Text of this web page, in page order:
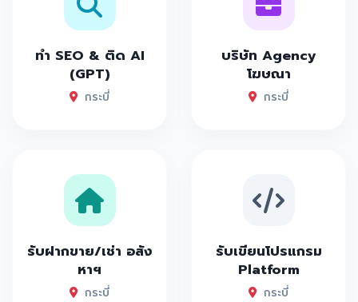
ทำ SEO & ติด AI
(GPT)
กระบี่
บริษัท Agency
โฆษณา
กระบี่
รับฝากขาย/เช่า อสัง
หาฯ
กระบี่
รับเขียนโปรแกรม
Platform
กระบี่